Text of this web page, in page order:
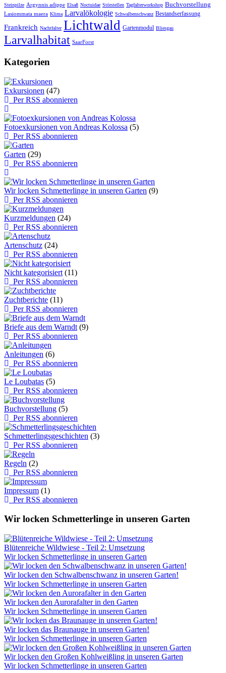
Steinpilze Argynnis adippe Elsaß Noctuidae Störstellen Tagfalterworkshop Buchvorstellung
Lasiommata maera Klima Larvalökologie Schwalbenschwanz Bestandserfassung
Frankreich Nachtfalter Lichtwald Gartenmodul Bliesgau
Larvalhabitat SaarForst
Kategorien
Exkursionen (47)
Per RSS abonnieren
Fotoexkursionen von Andreas Kolossa (5)
Per RSS abonnieren
Garten (29)
Per RSS abonnieren
Wir locken Schmetterlinge in unseren Garten (9)
Per RSS abonnieren
Kurzmeldungen (24)
Per RSS abonnieren
Artenschutz (24)
Per RSS abonnieren
Nicht kategorisiert (11)
Per RSS abonnieren
Zuchtberichte (11)
Per RSS abonnieren
Briefe aus dem Warndt (9)
Per RSS abonnieren
Anleitungen (6)
Per RSS abonnieren
Le Loubatas (5)
Per RSS abonnieren
Buchvorstellung (5)
Per RSS abonnieren
Schmetterlingsgeschichten (3)
Per RSS abonnieren
Regeln (2)
Per RSS abonnieren
Impressum (1)
Per RSS abonnieren
Wir locken Schmetterlinge in unseren Garten
Blütenreiche Wildwiese - Teil 2: Umsetzung
Wir locken Schmetterlinge in unseren Garten
Wir locken den Schwalbenschwanz in unseren Garten!
Wir locken Schmetterlinge in unseren Garten
Wir locken den Aurorafalter in den Garten
Wir locken Schmetterlinge in unseren Garten
Wir locken das Braunauge in unseren Garten!
Wir locken Schmetterlinge in unseren Garten
Wir locken den Großen Kohlweißling in unseren Garten
Wir locken Schmetterlinge in unseren Garten